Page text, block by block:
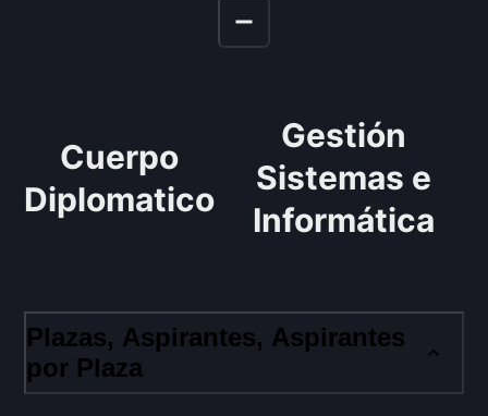
Cuerpo
Diplomatico
Gestión
Sistemas e
Informática
Plazas, Aspirantes, Aspirantes
por Plaza